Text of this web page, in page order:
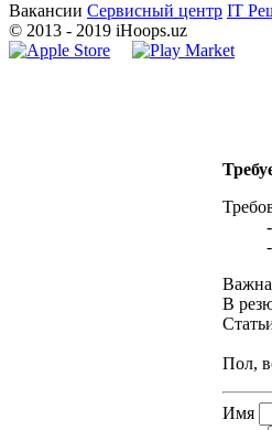
Вакансии Сервисный центр IT
© 2013 - 2019 iHoops.uz
Важна
В
Пол,
Имя